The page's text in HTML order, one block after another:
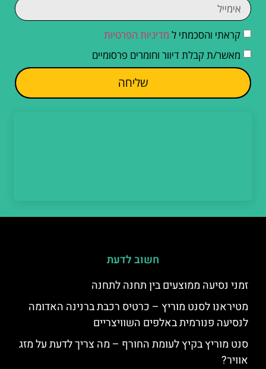
קראתי והסכמתי ל מדיניות הפרטיות
מאשר/ת קבלת דיוור וחומרים פרסומיים
שליחה
חשוב לדעת
זמני נסיעה ממוצעים בין תחנה לתחנה
מטיראנו לסנט מוריץ – כרטיס רכבת ברנינה האדומה
לנסיעה פנורמית באלפים השוויצריים
סנט מוריץ בקיץ לעומת החורף – מה צריך לדעת על מזג
אוויר?